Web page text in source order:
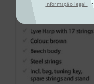
Informação legal ·